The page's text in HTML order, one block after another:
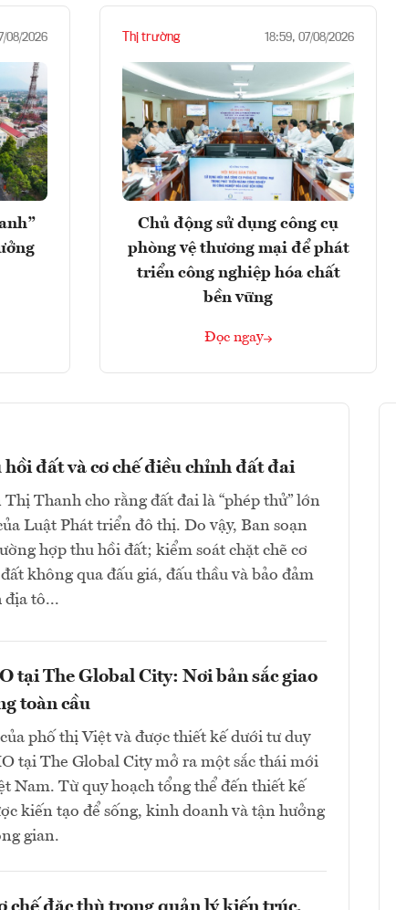
08/2026 Thị trường 18:59, 07/08/2026
Chủ động sử dụng công cụ
phòng vệ thương mại để phát
triển công nghiệp hóa chất
bền vững
Đọc ngay
đất và cơ chế điều chỉnh đất đai
Thanh cho rằng đất đai là “phép thử” lớn
Luật Phát triển đô thị. Do vậy, Ban soạn
hợp thu hồi đất; kiểm soát chặt chẽ cơ
không qua đấu giá, đấu thầu và bảo đảm
địa tô...
tại The Global City: Nơi bản sắc giao
toàn cầu
phố thị Việt và được thiết kế dưới tư duy
tại The Global City mở ra một sắc thái mới
Nam. Từ quy hoạch tổng thể đến thiết kế
kiến tạo để sống, kinh doanh và tận hưởng
gian.